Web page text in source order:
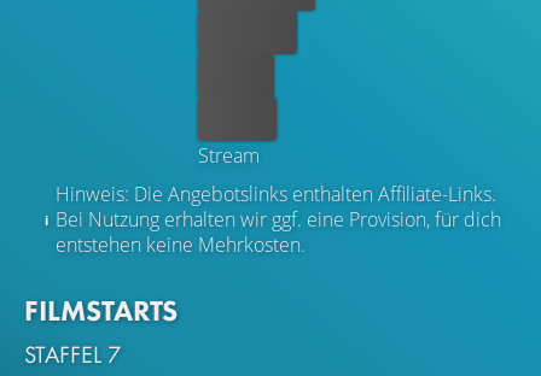
Stream
Hinweis: Die Angebotslinks enthalten Affiliate-Links.
Bei Nutzung erhalten wir ggf. eine Provision, für dich
entstehen keine Mehrkosten.
FILMSTARTS
STAFFEL 7